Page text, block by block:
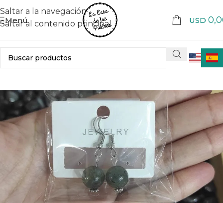
Saltar a la navegación
Saltar al contenido principal
Menú USD